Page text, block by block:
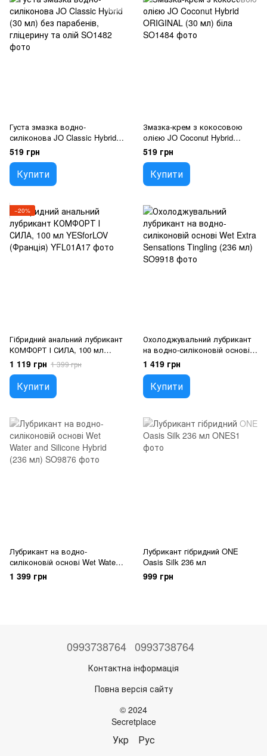
Густа змазка водно-
силіконова JO Classic Hybrid
(30 мл) без парабенів,
гліцерину та олій
519 грн
Купити
Змазка-крем з кокосовою
олією JO Coconut Hybrid
ORIGINAL (30 мл) біла
519 грн
Купити
−20%
Гібридний анальний лубрикант
КОМФОРТ І СИЛА, 100 мл
YESforLOV (Франція)
1 119 грн 1 399 грн
Купити
Охолоджувальний лубрикант
на водно-силіконовій основі
Wet Extra Sensations Tingling
(236 мл)
1 419 грн
Купити
Лубрикант на водно-
силіконовій основі Wet Water
and Silicone Hybrid (236 мл)
1 399 грн
Лубрикант гібридний ONE
Oasis Silk 236 мл
999 грн
0993738764 0993738764
Контактна інформація
Повна версія сайту
© 2024
Secretplace
Укр Рус